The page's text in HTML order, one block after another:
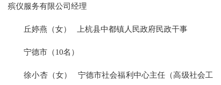
殡仪服务有限公司经理
丘婷燕（女） 上杭县中都镇人民政府民政干事
宁德市（10名）
徐小杏（女） 宁德市社会福利中心主任（高级社会工